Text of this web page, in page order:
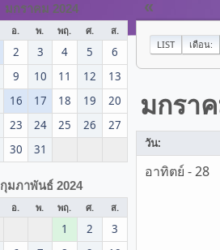
มกราคม 2024
อ. พ. พฤ. ศ. ส.
2 3 4 5
6
9 10 11 12
13
16 17 18 19
20
23 24 25 26
27
30 31
กุมภาพันธ์ 2024
อ. พ. พฤ. ศ. ส.
1 2
3
«
LIST เดือน:
มกรา
วัน:
อาทิตย์ - 28